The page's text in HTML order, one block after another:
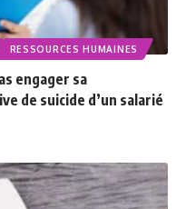
RESSOURCES HUMAINES
engager sa
de suicide d’un salarié